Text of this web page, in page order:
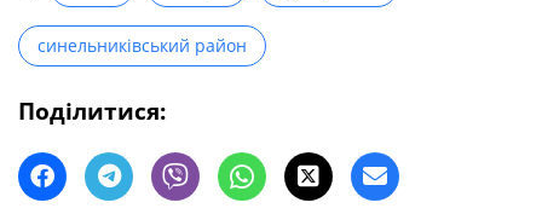
синельниківський район
Поділитися: